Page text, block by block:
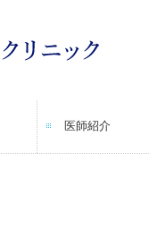
医師紹介